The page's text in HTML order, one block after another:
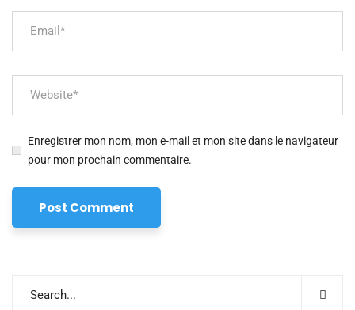
Enregistrer mon nom, mon e-mail et mon site dans le navigateur
pour mon prochain commentaire.